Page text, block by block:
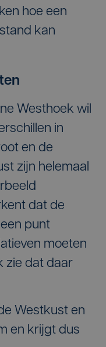
hoe een
kan
Westhoek wil
in
en de
zijn helemaal
dat de
punt
moeten
zie dat daar
Westkust en
en krijgt dus